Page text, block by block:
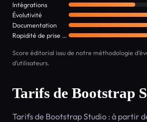
Intégrations
Évolutivité
Documentation
Rapidité de prise en main
Score éditorial issu de notre méthodologie
d’utilisateurs.
Tarifs de Bootstrap
Tarifs de Bootstrap Studio : à partir